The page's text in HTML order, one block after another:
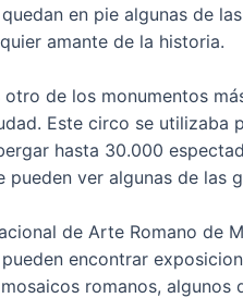
en pie algunas de
amante de la historia.
de los monumentos
Este circo se utilizaba
hasta 30.000
ver algunas de las
de Arte Romano de
encontrar
romanos, algunos